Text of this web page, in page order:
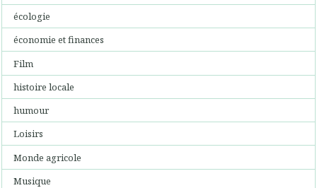
écologie
économie et finances
Film
histoire locale
humour
Loisirs
Monde agricole
Musique